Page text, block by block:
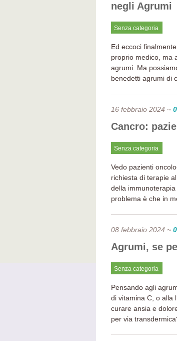
negli Agrumi
Senza categoria
Ed eccoci
proprio medico, ma
agrumi. Ma
benedetti agrumi di
16 febbraio 2024 ~
Cancro:
Senza categoria
Vedo pazienti
richiesta di terapie
della
problema è che in
08 febbraio 2024 ~
Agrumi, se
Senza categoria
Pensando agli
di vitamina C, o alla
curare ansia e
per via